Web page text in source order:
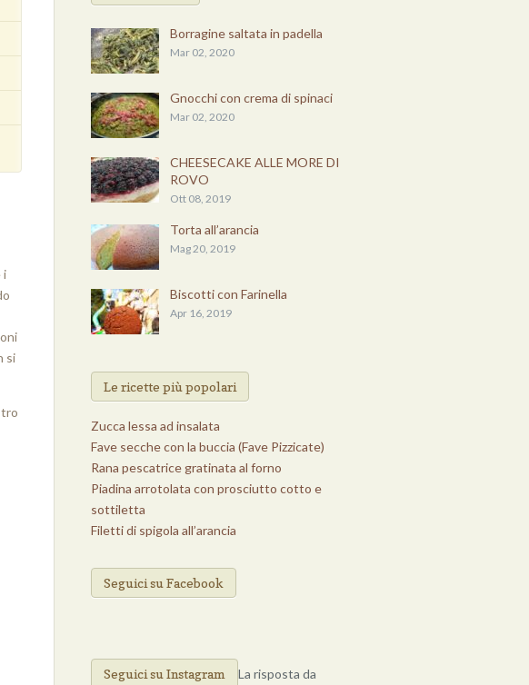
i
si
Borragine saltata in padella
Mar 02, 2020
Gnocchi con crema di spinaci
Mar 02, 2020
CHEESECAKE ALLE MORE DI
ROVO
Ott 08, 2019
Torta all’arancia
Mag 20, 2019
Biscotti con Farinella
Apr 16, 2019
Le ricette più popolari
Zucca lessa ad insalata
Fave secche con la buccia (Fave Pizzicate)
Rana pescatrice gratinata al forno
Piadina arrotolata con prosciutto cotto e
sottiletta
Filetti di spigola all’arancia
Seguici su Facebook
Seguici su Instagram La risposta da